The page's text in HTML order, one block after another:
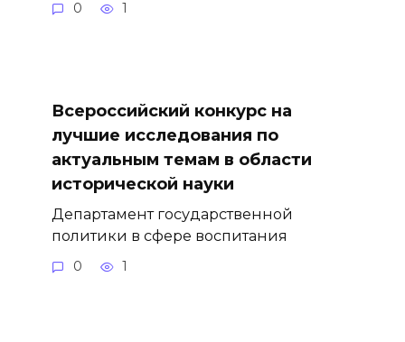
0 1
Всероссийский конкурс на
лучшие исследования по
актуальным темам в области
исторической науки
Департамент государственной
политики в сфере воспитания
0 1